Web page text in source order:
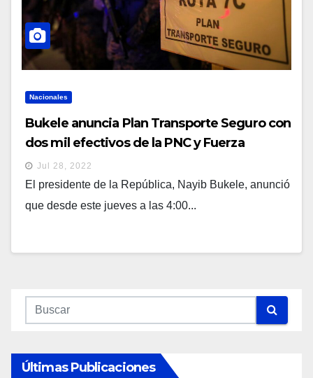
Nacionales
Bukele anuncia Plan Transporte Seguro con
dos mil efectivos de la PNC y Fuerza
Armada
Jul 28, 2022
El presidente de la República, Nayib Bukele, anunció
que desde este jueves a las 4:00...
Últimas Publicaciones